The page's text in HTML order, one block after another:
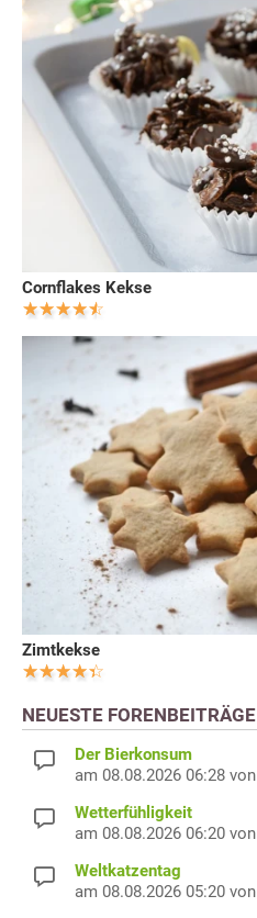
Cornflakes Kekse
Zimtkekse
NEUESTE FORENBEITRÄGE
Der Bierkonsum
am 08.08.2026 06:28 von
Wetterfühligkeit
am 08.08.2026 06:20 von
Weltkatzentag
am 08.08.2026 05:20 von